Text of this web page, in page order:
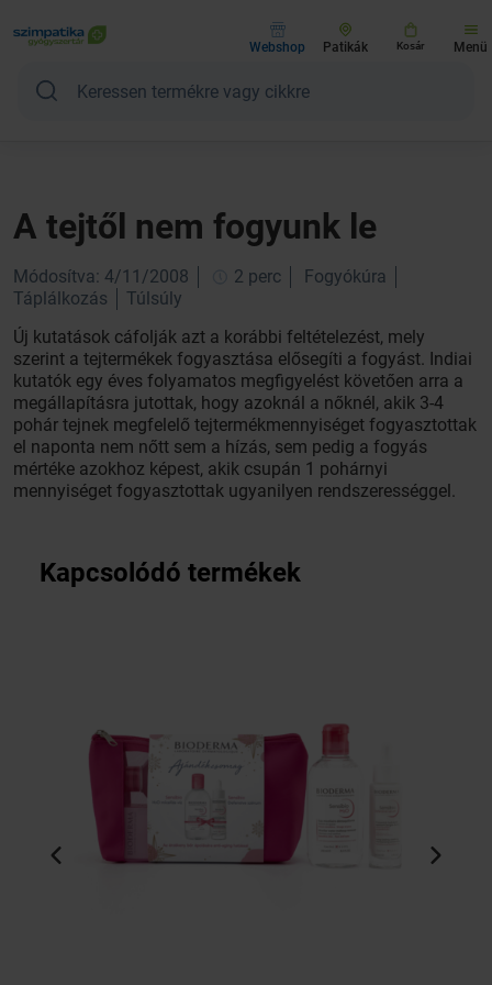
Webshop Patikák Kosár Menü
A tejtől nem fogyunk le
Módosítva: 4/11/2008 2 perc
Fogyókúra
Táplálkozás
Túlsúly
Új kutatások cáfolják azt a korábbi feltételezést, mely
szerint a tejtermékek fogyasztása elősegíti a fogyást. Indiai
kutatók egy éves folyamatos megfigyelést követően arra a
megállapításra jutottak, hogy azoknál a nőknél, akik 3-4
pohár tejnek megfelelő tejtermékmennyiséget fogyasztottak
el naponta nem nőtt sem a hízás, sem pedig a fogyás
mértéke azokhoz képest, akik csupán 1 pohárnyi
mennyiséget fogyasztottak ugyanilyen rendszerességgel.
Kapcsolódó termékek